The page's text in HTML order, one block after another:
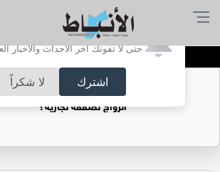
أترغب في تفعيل
حتى لا تفوتك آخر الأحداث والأخبار
اشترك لا شكراً
توقيف
فتيات يستغللنه لتحقيق
الزواج لصفقة تجارية؟